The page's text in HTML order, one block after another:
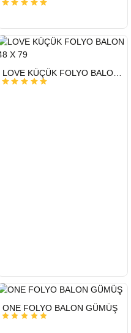
HIZLI
GÖNDERİ
LOVE KÜÇÜK FOLYO BALON 48 X 79
GÖNDERİ
ONE FOLYO BALON GÜMÜŞ